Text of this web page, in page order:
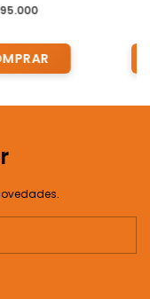
Presencial
Virtual